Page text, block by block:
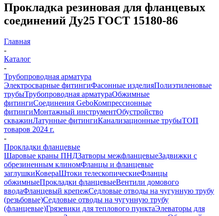
Прокладка резиновая для фланцевых
соединений Ду25 ГОСТ 15180-86
Главная
-
Каталог
-
Трубопроводная арматура
Электросварные фитингиФасонные изделияПолиэтиленовые
трубыТрубопроводная арматураОбжимные
фитингиСоединения GeboКомпрессионные
фитингиМонтажный инструментОбустройство
скважинЛатунные фитингиКанализационные трубыТОП
товаров 2024 г.
-
Прокладки фланцевые
Шаровые краны ПНДЗатворы межфланцевыеЗадвижки с
обрезиненным клиномФланцы и фланцевые
заглушкиКовераШтоки телескопическиеФланцы
обжимныеПрокладки фланцевыеВентили домового
вводаФланцевый крепежСедловые отводы на чугунную трубу
(резьбовые)Седловые отводы на чугунную трубу
(фланцевые)Грязевики для теплового пунктаЭлеваторы для